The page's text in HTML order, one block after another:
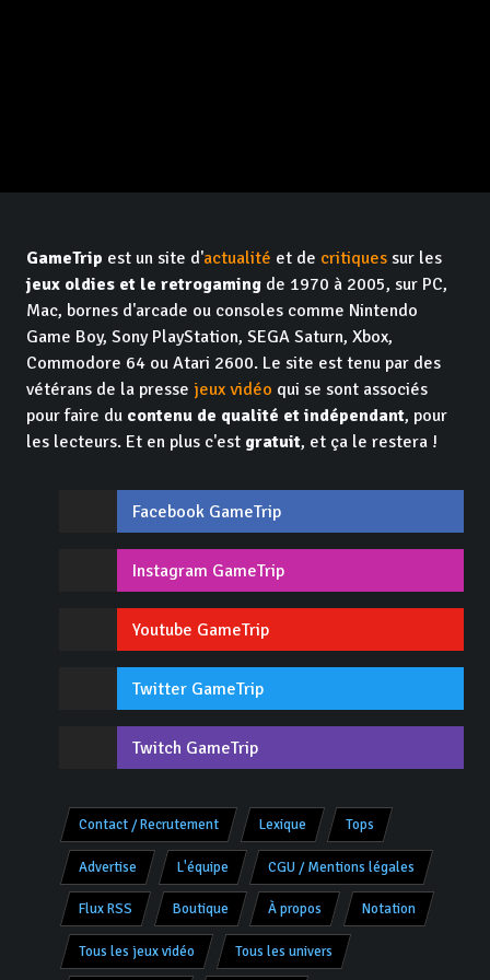
GameTrip est un site d'actualité et de critiques sur les
jeux oldies et le retrogaming de 1970 à 2005, sur PC,
Mac, bornes d'arcade ou consoles comme Nintendo
Game Boy, Sony PlayStation, SEGA Saturn, Xbox,
Commodore 64 ou Atari 2600. Le site est tenu par des
vétérans de la presse jeux vidéo qui se sont associés
pour faire du contenu de qualité et indépendant, pour
les lecteurs. Et en plus c'est gratuit, et ça le restera !
Facebook GameTrip
Instagram GameTrip
Youtube GameTrip
Twitter GameTrip
Twitch GameTrip
Contact / Recrutement Lexique Tops
Advertise L'équipe CGU / Mentions légales
Flux RSS Boutique À propos Notation
Tous les jeux vidéo Tous les univers